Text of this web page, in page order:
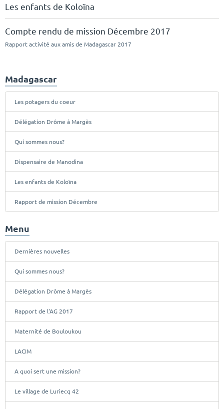
Les enfants de Koloïna
Compte rendu de mission Décembre 2017
Rapport activité aux amis de Madagascar 2017
Madagascar
Les potagers du coeur
Délégation Drôme à Margès
Qui sommes nous?
Dispensaire de Manodina
Les enfants de Koloïna
Rapport de mission Décembre
Menu
Dernières nouvelles
Qui sommes nous?
Délégation Drôme à Margès
Rapport de l'AG 2017
Maternité de Bouloukou
LACIM
A quoi sert une mission?
Le village de Luriecq 42